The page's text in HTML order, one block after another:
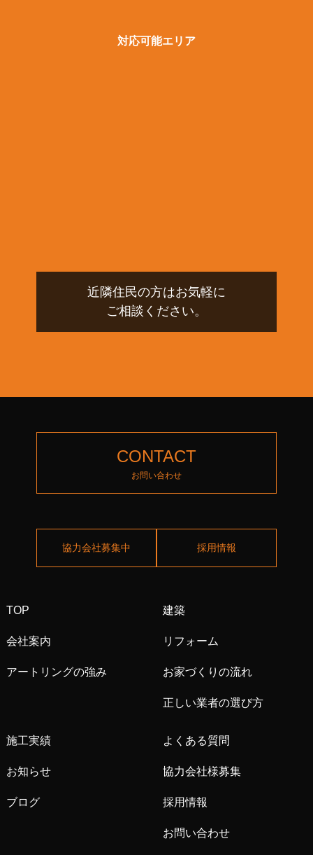
対応可能エリア
近隣住民の方はお気軽に
ご相談ください。
CONTACT
お問い合わせ
協力会社募集中 採用情報
TOP
会社案内
アートリングの強み
建築
リフォーム
お家づくりの流れ
正しい業者の選び方
施工実績
お知らせ
ブログ
よくある質問
協力会社様募集
採用情報
お問い合わせ